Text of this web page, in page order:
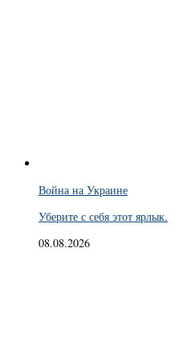
Война на Украине
Уберите с себя этот ярлык.
08.08.2026